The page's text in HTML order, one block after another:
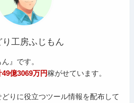
り工房ふじもん
』です。
49億3069万円稼がせています。
りに役立つツール情報を配布して